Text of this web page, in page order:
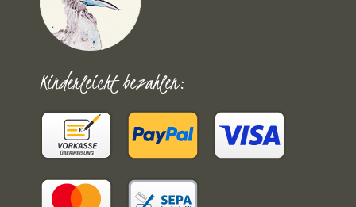
Kinderleicht bezahlen: